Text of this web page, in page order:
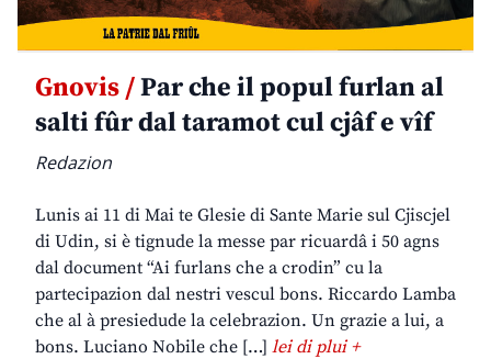
Gnovis /Par che il popul furlan al
salti fûr dal taramot cul cjâf e vîf
Redazion
Lunis ai 11 di Mai te Glesie di Sante Marie sul Cjiscjel
di Udin, si è tignude la messe par ricuardâ i 50 agns
dal document “Ai furlans che a crodin” cu la
partecipazion dal nestri vescul bons. Riccardo Lamba
che al à presiedude la celebrazion. Un grazie a lui, a
bons. Luciano Nobile che […] lei di plui +